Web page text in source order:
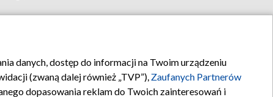
Kontakt
danych, dostęp do informacji na Twoim urządzeniu
(zwaną dalej również „TVP”), Zaufanych Partnerów
dopasowania reklam do Twoich zainteresowań i